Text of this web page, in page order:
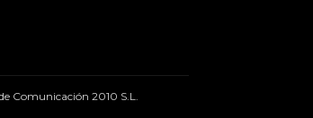
Comunicación 2010 S.L.